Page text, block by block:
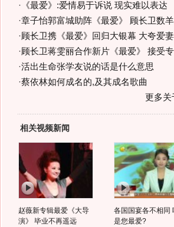
· 《最爱》:爱情易于诉说 现实难以表达
·章子怡郭富城助阵《最爱》 顾长卫数
· 顾长卫携《最爱》回归大银幕 大夸爱
· 顾长卫蒋雯丽合作新片《最爱》 接受
·活出生命张学友说的话是什么意思
·蔡依林如何成名的,及其成名歌曲
更多关
相关视频新闻
赵薇新专辑最爱《大导
演》 毕业不再遥远
各国国宴各不相同
是您最爱?